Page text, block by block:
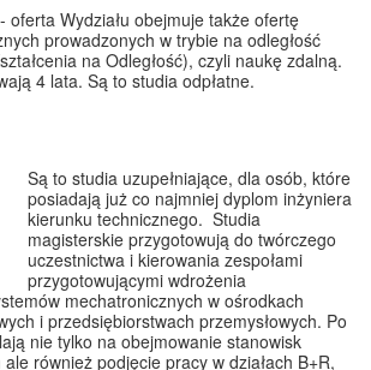
- oferta Wydziału obejmuje także ofertę
prowadzonych w trybie na odległość
na Odległość), czyli naukę zdalną.
4 lata. Są to studia odpłatne.
Są to studia uzupełniające, dla osób, które
posiadają już co najmniej dyplom inżyniera
kierunku technicznego. Studia
magisterskie przygotowują do twórczego
uczestnictwa i kierowania zespołami
przygotowującymi wdrożenia
mechatronicznych w ośrodkach
i przedsiębiorstwach przemysłowych. Po
nie tylko na obejmowanie stanowisk
również podjęcie pracy w działach B+R,